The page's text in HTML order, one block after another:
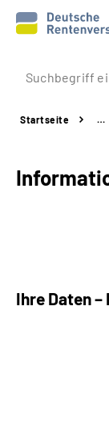
Prävention
Rente
Startseite …
Ihre Daten